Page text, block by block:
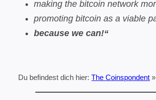
making the bitcoin network
promoting bitcoin as a viable
because we can!“
Du befindest dich hier: The Coinspondent »